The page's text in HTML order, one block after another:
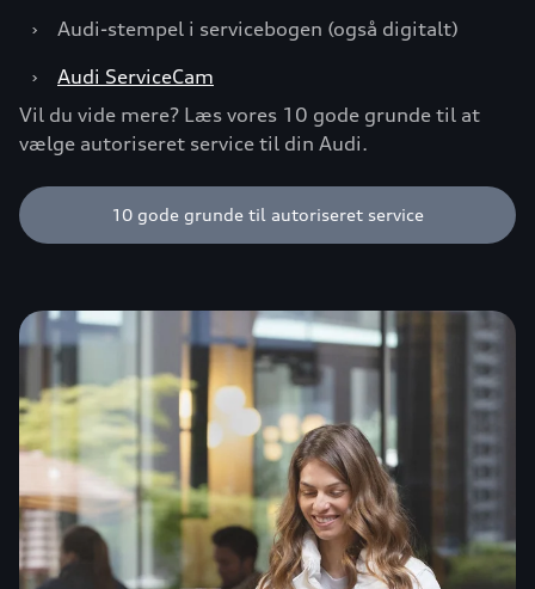
›
Audi-stempel i servicebogen (også digitalt)
›
Audi ServiceCam
Vil du vide mere? Læs vores 10 gode grunde til at
vælge autoriseret service til din Audi.
10 gode grunde til autoriseret service